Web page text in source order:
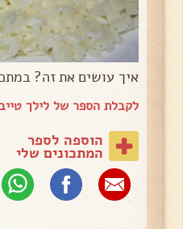
איך עושים את זה?
לקבלת הספר של לילך
הוספה לספר
המתכונים שלי